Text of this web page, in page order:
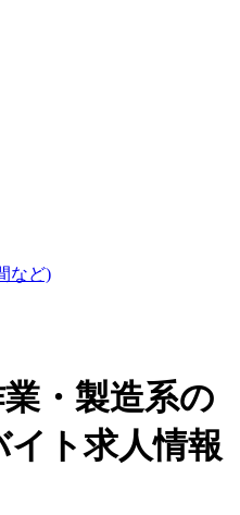
など)
・製造系の
ト求人情報